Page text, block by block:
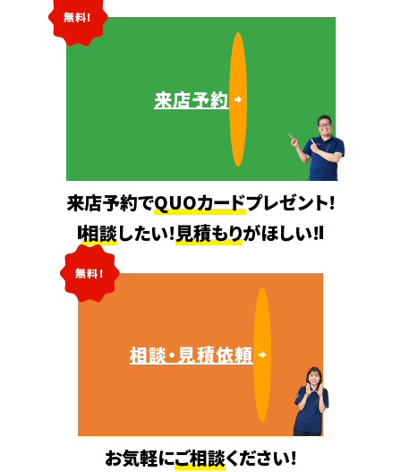
無料!
来店予約
来店予約でQUOカードプレゼント!
相談したい!見積もりがほしい!
無料!
相談・見積依頼
お気軽にご相談ください!